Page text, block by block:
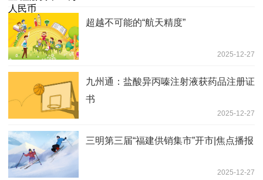
超越不可能的“航天精度”
2025-12-27
九州通：盐酸异丙嗪注射液获药品注册证
书
2025-12-27
三明第三届“福建供销集市”开市|焦点播报
2025-12-27